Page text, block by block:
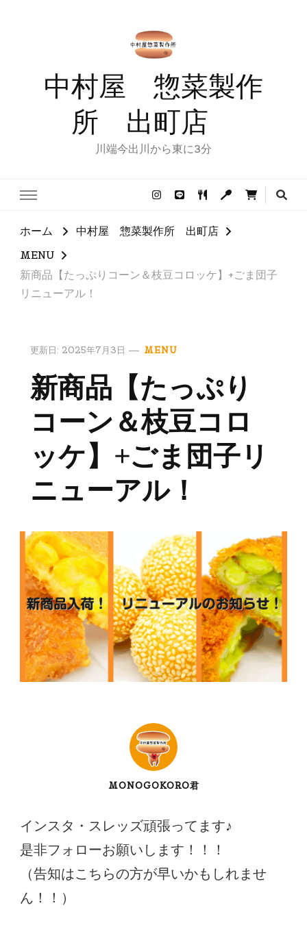
中村屋 惣菜製作
所 出町店
川端今出川から東に3分
ホーム
中村屋 惣菜製作所 出町店
MENU
新商品【たっぷりコーン＆枝豆コロッケ】+ごま団子
リニューアル！
更新日: 2025年7月3日 MENU
新商品【たっぷり
コーン＆枝豆コロ
ッケ】+ごま団子リ
ニューアル！
MONOGOKORO君
インスタ・スレッズ頑張ってます♪
是非フォローお願いします！！！
（告知はこちらの方が早いかもしれませ
ん！！）